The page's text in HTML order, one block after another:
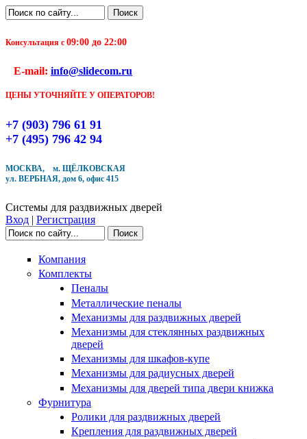
Перейти к основному содержанию
Поиск
Консультация с 09:00 до 22:00
E-mail: info@slidecom.ru
ЦЕНЫ УТОЧНЯЙТЕ У ОПЕРАТОРОВ!
+7 (903) 796 61 91
+7 (495) 796 42 94
МОСКВА, м. ЩЁЛКОВСКАЯ
ул. ВЕРБНАЯ, дом 6, офис 415
Системы для раздвижных дверей
Вход | Регистрация
Поиск
Компания
Комплекты
Пеналы
Металлические пеналы
Механизмы для раздвижных дверей
Механизмы для стеклянных раздвижных
дверей
Механизмы для шкафов-купе
Механизмы для радиусных дверей
Механизмы для дверей типа двери книжка
Фурнитура
Ролики для раздвижных дверей
Крепления для раздвижных дверей
Чтобы оформить заказ, заполните форму. В течение
ближайшего времени с Вами свяжется Наш менеджер
и уточнит детали заказа а также время доставки
Кол-во товара
Купить в один клик